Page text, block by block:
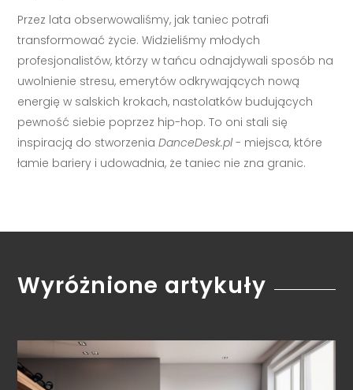
Przez lata obserwowaliśmy, jak taniec potrafi
transformować życie. Widzieliśmy młodych
profesjonalistów, którzy w tańcu odnajdywali sposób na
uwolnienie stresu, emerytów odkrywających nową
energię w salskich krokach, nastolatków budujących
pewność siebie poprzez hip-hop. To oni stali się
inspiracją do stworzeniaDanceDesk.pl - miejsca, które
łamie bariery i udowadnia, że taniec nie zna granic.
Wyróżnione artykuły